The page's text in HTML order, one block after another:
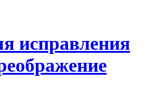
исправления